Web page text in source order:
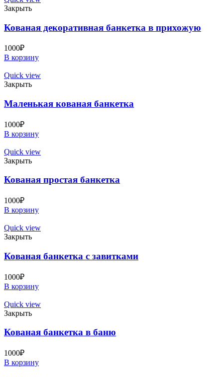
Закрыть
Кованая декоративная банкетка в прихожую
1000₽
В корзину
Quick view
Закрыть
Маленькая кованая банкетка
1000₽
В корзину
Quick view
Закрыть
Кованая простая банкетка
1000₽
В корзину
Quick view
Закрыть
Кованая банкетка с завитками
1000₽
В корзину
Quick view
Закрыть
Кованая банкетка в баню
1000₽
В корзину